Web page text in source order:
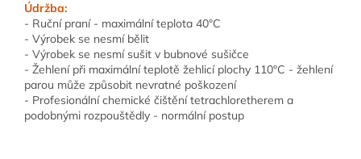
Údržba:
- Ruční praní - maximální teplota 40°C
- Výrobek se nesmí bělit
- Výrobek se nesmí sušit v bubnové sušičce
- Žehlení při maximální teplotě žehlicí plochy 110°C - žehlení
parou může způsobit nevratné poškození
- Profesionální chemické čištění tetrachloretherem a
podobnými rozpouštědly - normální postup